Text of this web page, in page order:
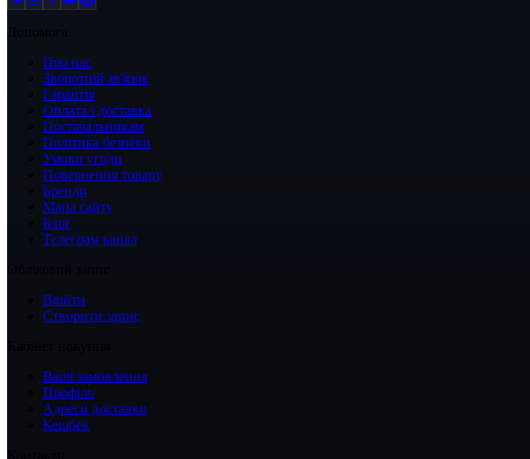
Про нас
Зворотній зв'язок
Гарантія
Оплата і доставка
Постачальникам
Політика безпеки
Умови угоди
Повернення товару
Бренди
Мапа сайту
Блог
Телеграм канал
Ввійти
Створити запис
Ваші замовлення
Профіль
Адреси доставки
Кешбек